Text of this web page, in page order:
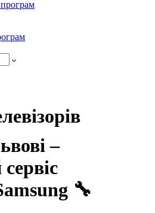
–
🔧